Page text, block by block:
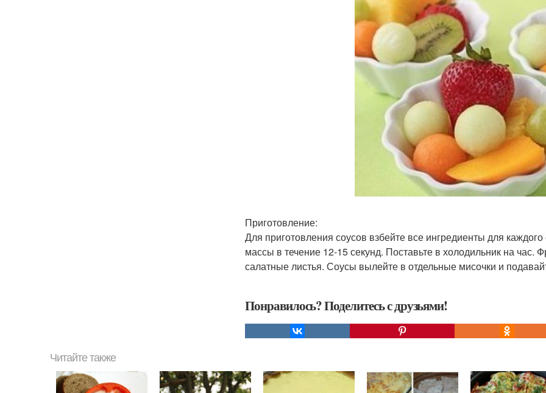
Приготовление:
Для приготовления соусов взбейте все ингредиенты для
массы в течение 12-15 секунд. Поставьте в холодильник на час.
салатные листья. Соусы вылейте в отдельные мисочки и
Понравилось? Поделитесь с друзьями!
Читайте также